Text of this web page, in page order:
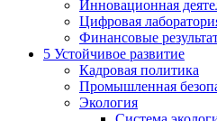
Инновационная
Цифровая
Финансовые
5 Устойчивое развитие
Кадровая политика
Промышленная
Экология